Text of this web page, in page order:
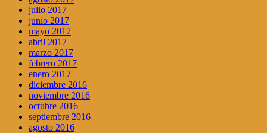
julio 2017
junio 2017
mayo 2017
abril 2017
marzo 2017
febrero 2017
enero 2017
diciembre 2016
noviembre 2016
octubre 2016
septiembre 2016
agosto 2016